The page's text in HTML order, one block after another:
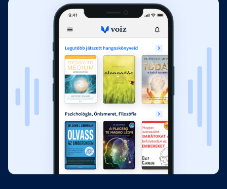
Biztonságos tér kialakítása aktív
hallgatással
Fejezet hossza: 00:07:05
A megbízhatóság megtestesítése
Fejezet hossza: 00:07:06
A megnyugvás receptje
Fejezet hossza: 00:07:22
2. fejezet: Az öntudatosság
fejlesztése
Fejezet hossza: 00:03:32